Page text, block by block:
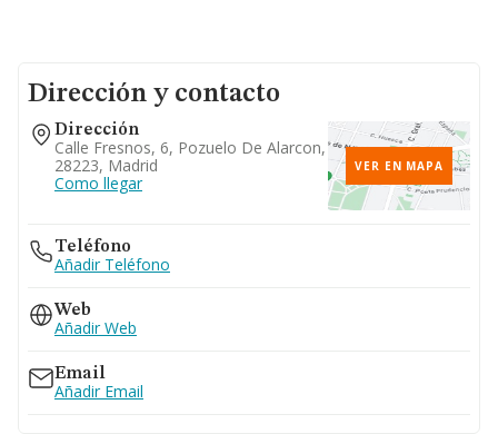
Dirección y contacto
Dirección
Calle Fresnos, 6, Pozuelo De Alarcon,
28223, Madrid
Como llegar
VER EN MAPA
Teléfono
Añadir Teléfono
Web
Añadir Web
Email
Añadir Email